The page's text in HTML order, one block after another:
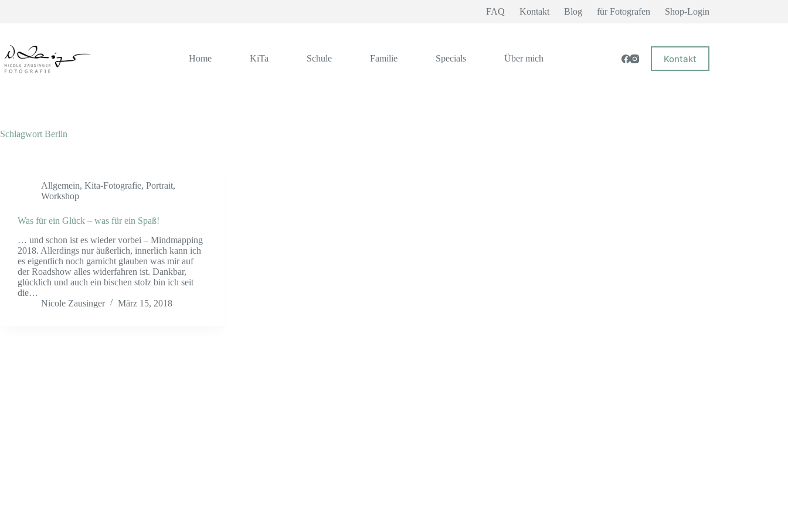
FAQ Kontakt Blog für Fotografen Shop-Login
Home KiTa Schule Familie Specials Über mich Kontakt
Schlagwort Berlin
Allgemein, Kita-Fotografie, Portrait,
Workshop
Was für ein Glück – was für ein Spaß!
… und schon ist es wieder vorbei – Mindmapping
2018. Allerdings nur äußerlich, innerlich kann ich
es eigentlich noch garnicht glauben was mir auf
der Roadshow alles widerfahren ist. Dankbar,
glücklich und auch ein bischen stolz bin ich seit
die…
Nicole Zausinger
März 15, 2018